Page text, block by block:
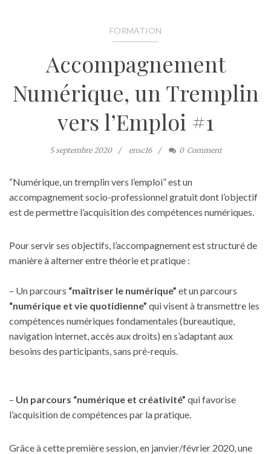
FORMATION
Accompagnement
Numérique, un Tremplin
vers l’Emploi #1
5 septembre 2020 ensc16 0 Comment
“Numérique, un tremplin vers l’emploi” est un
accompagnement socio-professionnel gratuit dont l’objectif
est de permettre l’acquisition des compétences numériques.
Pour servir ses objectifs, l’accompagnement est structuré de
manière à alterner entre théorie et pratique :
– Un parcours “maîtriser le numérique” et un parcours
“numérique et vie quotidienne” qui visent à transmettre les
compétences numériques fondamentales (bureautique,
navigation internet, accès aux droits) en s’adaptant aux
besoins des participants, sans pré-requis.
– Un parcours “numérique et créativité” qui favorise
l’acquisition de compétences par la pratique.
Grâce à cette première session, en janvier/février 2020, une